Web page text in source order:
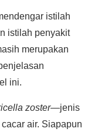
istilah
istilah penyakit
merupakan
ini.
zoster—jenis
air. Siapapun